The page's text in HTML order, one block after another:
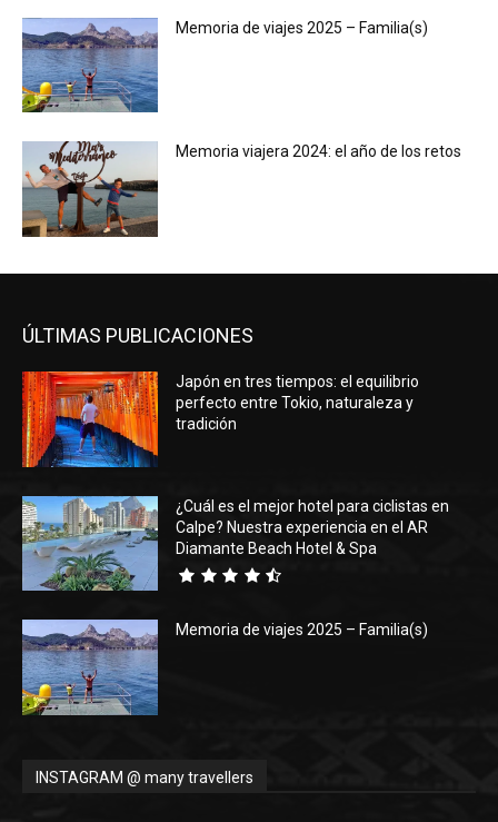
Memoria de viajes 2025 – Familia(s)
Memoria viajera 2024: el año de los retos
ÚLTIMAS PUBLICACIONES
Japón en tres tiempos: el equilibrio
perfecto entre Tokio, naturaleza y
tradición
¿Cuál es el mejor hotel para ciclistas en
Calpe? Nuestra experiencia en el AR
Diamante Beach Hotel & Spa
Memoria de viajes 2025 – Familia(s)
INSTAGRAM @ many travellers